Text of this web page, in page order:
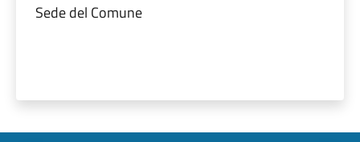
Sede del Comune